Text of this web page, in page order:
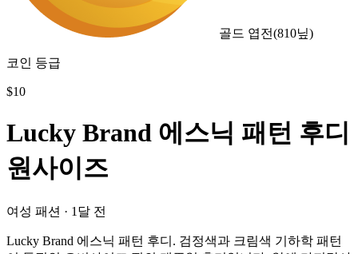
골드 엽전(810닢)
코인 등급
$10
Lucky Brand 에스닉 패턴 후디
원사이즈
여성 패션 · 1달 전
Lucky Brand 에스닉 패턴 후디. 검정색과 크림색 기하학 패턴